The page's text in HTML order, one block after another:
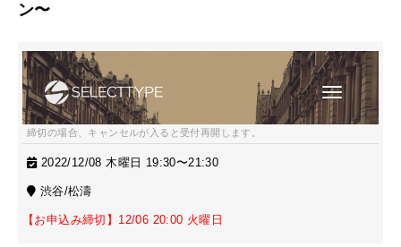
ン〜
締切の場合、キャンセルが入ると受付再開します。
2022/12/08 木曜日 19:30〜21:30
渋谷/松濤
【お申込み締切】12/06 20:00 火曜日